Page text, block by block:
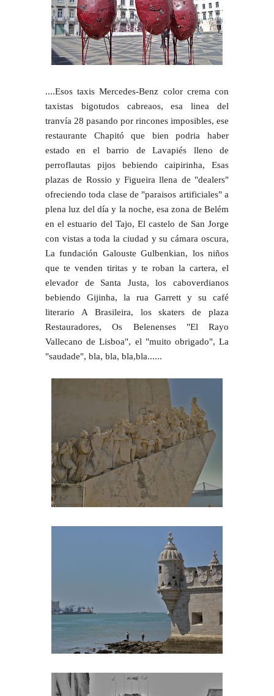
....Esos taxis Mercedes-Benz color crema con
taxistas bigotudos cabreaos, esa linea del
tranvía 28 pasando por rincones imposibles, ese
restaurante Chapitó que bien podria haber
estado en el barrio de Lavapiés lleno de
perroflautas pijos bebiendo caipirinha, Esas
plazas de Rossio y Figueira llena de "dealers"
ofreciendo toda clase de "paraisos artificiales" a
plena luz del día y la noche, esa zona de Belém
en el estuario del Tajo, El castelo de San Jorge
con vistas a toda la ciudad y su cámara oscura,
La fundación Galouste Gulbenkian, los niños
que te venden tiritas y te roban la cartera, el
elevador de Santa Justa, los caboverdianos
bebiendo Gijinha, la rua Garrett y su café
literario A Brasileira, los skaters de plaza
Restauradores, Os Belenenses "El Rayo
Vallecano de Lisboa", el "muito obrigado", La
"saudade", bla, bla, bla,bla......